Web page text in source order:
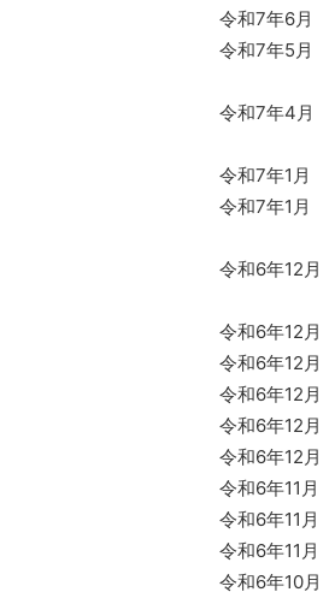
令和7年6月
令和7年5月
令和7年4月
令和7年1月
令和7年1月
令和6年12月
令和6年12月
令和6年12月
令和6年12月
令和6年12月
令和6年12月
令和6年11月
令和6年11月
令和6年11月
令和6年10月